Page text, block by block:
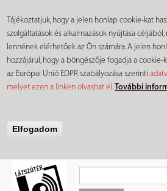
Tájékoztatjuk, hogy a jelen honlap cookie-kat
szolgáltatások és alkalmazások nyújtása
lennének elérhetőek az Ön számára. A jelen
hozzájárul, hogy a böngészője fogadja a cookie-
az Európai Unió EDPR szabályozása szerinti
melyet ezen a linken olvashat el.További
Elfogadom
tartalomra